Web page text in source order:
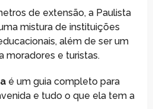
de extensão, a Paulista
mistura de instituições
além de ser um
moradores e turistas.
é um guia completo para
e tudo o que ela tem a